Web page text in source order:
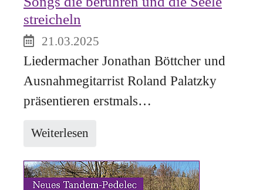
streicheln
21.03.2025
Liedermacher Jonathan Böttcher und
Ausnahmegitarrist Roland Palatzky
präsentieren erstmals…
Weiterlesen